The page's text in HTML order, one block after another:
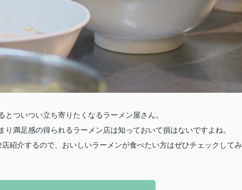
ついつい立ち寄りたくなるラーメン屋さん。
満足感の得られるラーメン店は知っておいて損はないですよね。
紹介するので、おいしいラーメンが食べたい方はぜひチェックしてみ